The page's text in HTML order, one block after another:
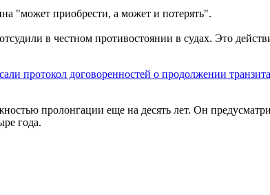
"может приобрести, а может и потерять".
в честном противостоянии в судах. Это
протокол договоренностей о продолжении транзита
пролонгации еще на десять лет. Он
года.